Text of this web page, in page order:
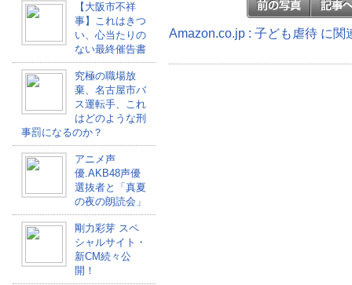
【大阪市不祥
事】これはきつ
い、心当たりの
ない最終催告書
究極の職場放
棄、名古屋市バ
ス運転手、これ
はどのような刑
事罰になるのか？
アニメ声
優.AKB48声優
選抜者と「真夏
の夜の朗読会」
剛力彩芽 スペ
シャルサイト・
新CM続々公
開！
Amazon.co.jp : 子ども虐待 に関